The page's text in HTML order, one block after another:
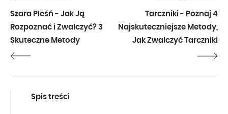
Szara Pleśń - Jak Ją
Rozpoznać i Zwalczyć? 3
Skuteczne Metody
Tarczniki - Poznaj 4
Najskuteczniejsze Metody,
Jak Zwalczyć Tarczniki
Spis treści